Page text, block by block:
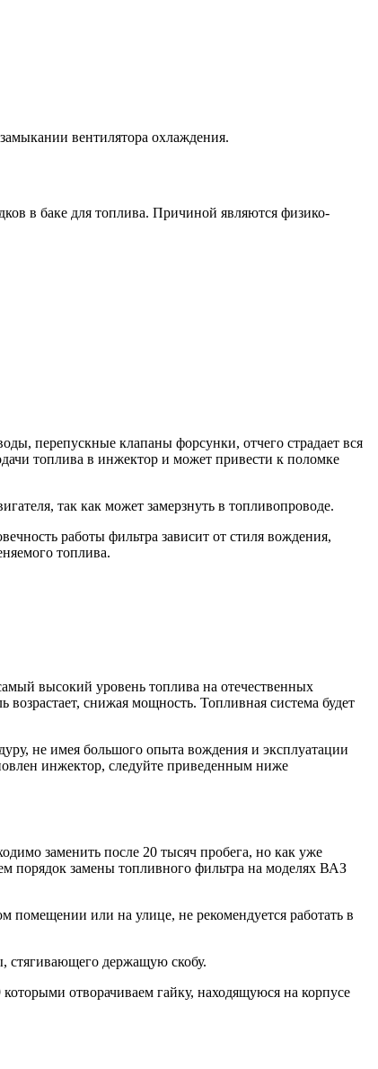
вентилятора охлаждения.
в баке для топлива. Причиной являются физико-
перепускные клапаны форсунки, отчего страдает вся
топлива в инжектор и может привести к поломке
так как может замерзнуть в топливопроводе.
работы фильтра зависит от стиля вождения,
топлива.
высокий уровень топлива на отечественных
возрастает, снижая мощность. Топливная система будет
не имея большого опыта вождения и эксплуатации
инжектор, следуйте приведенным ниже
заменить после 20 тысяч пробега, но как уже
порядок замены топливного фильтра на моделях ВАЗ
помещении или на улице, не рекомендуется работать в
стягивающего держащую скобу.
отворачиваем гайку, находящуюся на корпусе